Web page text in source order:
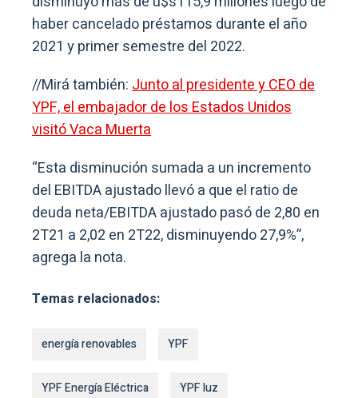
haber cancelado préstamos durante el año
2021 y primer semestre del 2022.
//Mirá también:Junto al presidente y CEO de
YPF, el embajador de los Estados Unidos
visitó Vaca Muerta
“Esta disminución sumada a un incremento
del EBITDA ajustado llevó a que el ratio de
deuda neta/EBITDA ajustado pasó de 2,80 en
2T21 a 2,02 en 2T22, disminuyendo 27,9%”,
agrega la nota.
Temas relacionados:
energía renovables YPF
YPF Energía Eléctrica YPF luz